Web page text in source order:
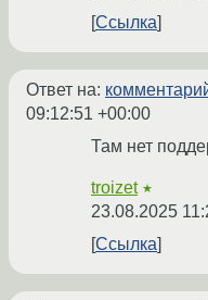
Ссылка
Ответ на:
09:12:51 +00:00
Там нет
troizet ★
23.08.2025
Ссылка